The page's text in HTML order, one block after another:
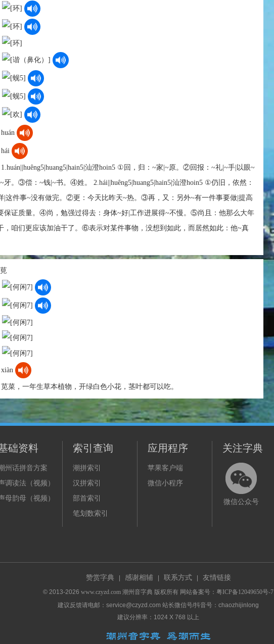
huán
hái
1.huán||huêng5|huang5|hain5|汕澄hoin5 ①回，归：~家|~原。②回报：~礼|~手|以眼~
牙。③偿：~钱|~书。④姓。 2.hái||huêng5|huang5|hain5|汕澄hoin5 ①仍旧，依然：
|这件事~没有做完。②更：今天比昨天~热。③再，又：另外~有一件事要做|提高
保证质量。④尚，勉强过得去：身体~好|工作进展得~不慢。⑤尚且：他那么大年
，咱们更应该加油干了。⑥表示对某件事物，没想到如此，而居然如此：他~真
莧
xiàn
苋菜，一年生草本植物，开绿白色小花，茎叶都可以吃。
础资料
州话拼音方案
调读法（视频）
母韵母（视频）
索引查询
潮拼索引
汉拼索引
部首索引
笔划数索引
应用程序
苹果客户端
微信小程序
关注字典
微信公众号
赞赏字典 感谢相辅 联系方式 友情链接
© 2013-2026 www.czyzd.com 潮州音字典 版权所有 网站备案号： 粤ICP备12049650号-7
建议反馈请电邮：service@czyzd.com 站长微信号/抖音号：chaozhijinlong
建议分辨率：1024 X 768 以上